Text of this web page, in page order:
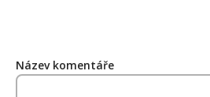
Název komentáře